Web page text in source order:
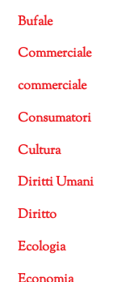
Bufale
Commerciale
commerciale
Consumatori
Cultura
Diritti Umani
Diritto
Ecologia